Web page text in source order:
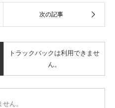
トラックバックは利用できませ
ん。
ん。